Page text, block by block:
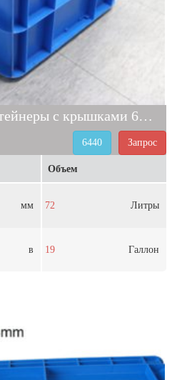
штабелируемые контейнеры с крышками 6440
Запрос
6440
мм
в
Объем
72 Литры
19 Галлон